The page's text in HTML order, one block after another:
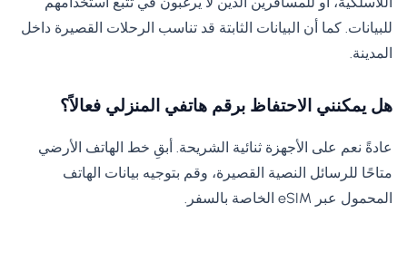
للبيانات. كما أن البيانات الثابتة قد تناسب الرحلات القصيرة داخل
المدينة.
هل يمكنني الاحتفاظ برقم هاتفي المنزلي فعالاً؟
عادةً نعم على الأجهزة ثنائية الشريحة. أبقِ خط الهاتف الأرضي
متاحًا للرسائل النصية القصيرة، وقم بتوجيه بيانات الهاتف
المحمول عبر eSIM الخاصة بالسفر.